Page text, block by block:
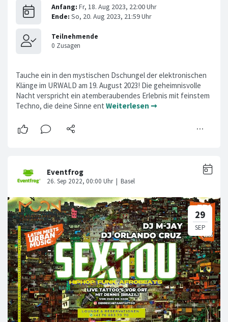
Tauche ein in den mystischen Dschungel der elektronischen
Klänge im URWALD am 19. August 2023! Die geheimnisvolle
Nacht verspricht ein atemberaubendes Erlebnis mit feinstem
Techno, die deine Sinne ent Weiterlesen ➞